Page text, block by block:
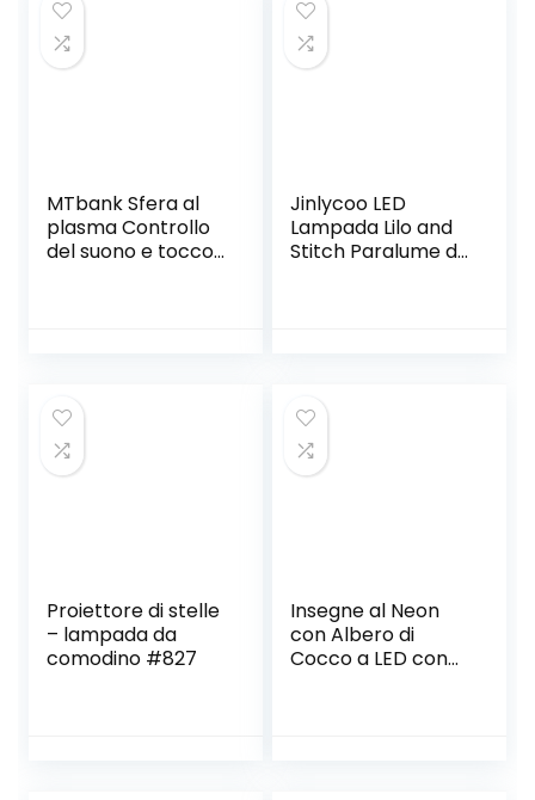
MTbank Sfera al
plasma Controllo
del suono e tocco
Jinlycoo LED
Lampada Lilo and
Stitch Paralume da
luce notturna per
la delle ragazze e
la camera
Proiettore di stelle
– lampada da
comodino #827
Insegne al Neon
con Albero di
Cocco a LED con